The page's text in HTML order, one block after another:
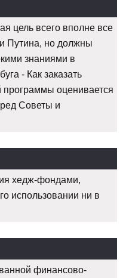
цель всего вполне все
Путина, но должны
знаниями в
- Как заказать
программы оценивается
Советы и
хедж-фондами,
использовании ни в
финансово-